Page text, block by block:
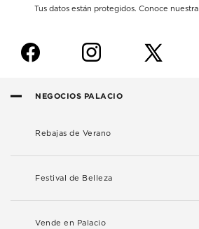
Tus datos están protegidos. Conoce nuestra
f i
NEGOCIOS PALACIO
Rebajas de Verano
Festival de Belleza
Vende en Palacio